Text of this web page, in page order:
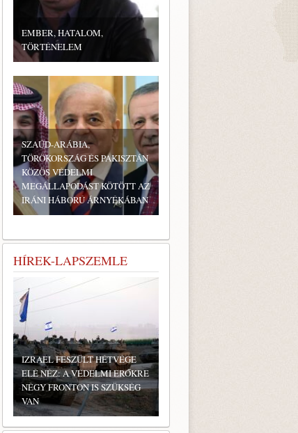
EMBER, HATALOM,
TÖRTÉNELEM
SZAÚD-ARÁBIA,
TÖRÖKORSZÁG ÉS PAKISZTÁN
KÖZÖS VÉDELMI
MEGÁLLAPODÁST KÖTÖTT AZ
IRÁNI HÁBORÚ ÁRNYÉKÁBAN
HÍREK-LAPSZEMLE
IZRAEL FESZÜLT HÉTVÉGE
ELÉ NÉZ: A VÉDELMI ERŐKRE
NÉGY FRONTON IS SZÜKSÉG
VAN